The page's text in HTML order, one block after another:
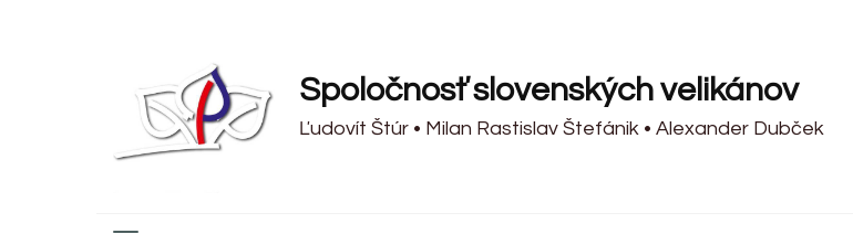
Spoločnosť slovenských velikánov
Ľudovít Štúr • Milan Rastislav Štefánik • Alexander Dubček